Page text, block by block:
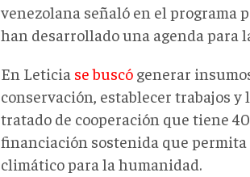
venezolana señaló en el programa
han desarrollado una agenda para
En Leticia se buscó generar
conservación, establecer trabajos
tratado de cooperación que tiene
financiación sostenida que
climático para la humanidad.